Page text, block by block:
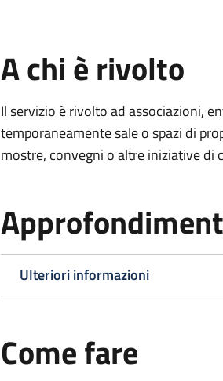
A chi è rivolto
Il servizio è rivolto ad associazioni,
temporaneamente sale o spazi di
mostre, convegni o altre iniziative di
Ulteriori informazioni
Come fare